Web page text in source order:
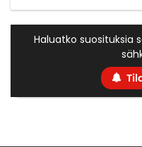
Haluatko suosituksia